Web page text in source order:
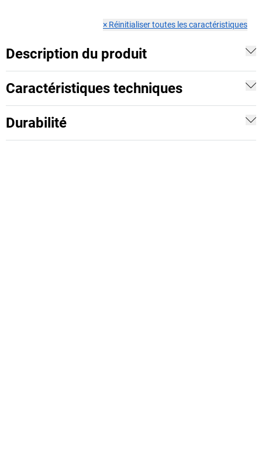
× Réinitialiser toutes les caractéristiques
Description du produit
Caractéristiques techniques
Durabilité